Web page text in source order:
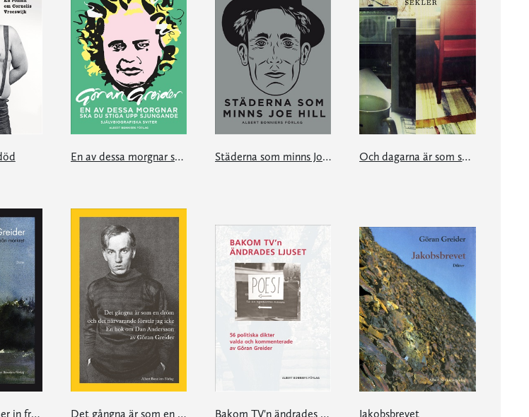
En av dessa morgnar ska du stiga upp sjungande Städerna som minns Joe Hill Och dagarna är som små sekler
Katterna kommer in från mörkret Det gångna är som en dröm och det närvarande förstår jag icke Bakom TV'n ändrades ljuset Jakobsbrevet